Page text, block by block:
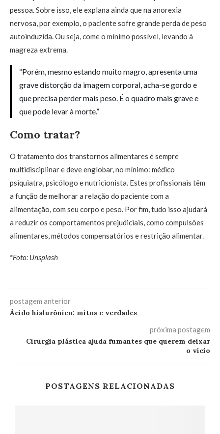
pessoa. Sobre isso, ele explana ainda que na anorexia
nervosa, por exemplo, o paciente sofre grande perda de peso
autoinduzida. Ou seja, come o mínimo possível, levando à
magreza extrema.
“Porém, mesmo estando muito magro, apresenta uma
grave distorção da imagem corporal, acha-se gordo e
que precisa perder mais peso. É o quadro mais grave e
que pode levar à morte.”
Como tratar?
O tratamento dos transtornos alimentares é sempre
multidisciplinar e deve englobar, no mínimo: médico
psiquiatra, psicólogo e nutricionista. Estes profissionais têm
a função de melhorar a relação do paciente com a
alimentação, com seu corpo e peso. Por fim, tudo isso ajudará
a reduzir os comportamentos prejudiciais, como compulsões
alimentares, métodos compensatórios e restrição alimentar.
*Foto: Unsplash
postagem anterior
Ácido hialurônico: mitos e verdades
próxima postagem
Cirurgia plástica ajuda fumantes que querem deixar
o vício
POSTAGENS RELACIONADAS